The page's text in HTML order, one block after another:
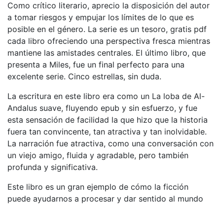
Como crítico literario, aprecio la disposición del autor
a tomar riesgos y empujar los límites de lo que es
posible en el género. La serie es un tesoro, gratis pdf
cada libro ofreciendo una perspectiva fresca mientras
mantiene las amistades centrales. El último libro, que
presenta a Miles, fue un final perfecto para una
excelente serie. Cinco estrellas, sin duda.
La escritura en este libro era como un La loba de Al-
Andalus suave, fluyendo epub y sin esfuerzo, y fue
esta sensación de facilidad la que hizo que la historia
fuera tan convincente, tan atractiva y tan inolvidable.
La narración fue atractiva, como una conversación con
un viejo amigo, fluida y agradable, pero también
profunda y significativa.
Este libro es un gran ejemplo de cómo la ficción
puede ayudarnos a procesar y dar sentido al mundo